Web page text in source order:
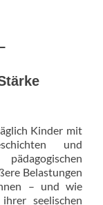
Kinder mit
und
Belastungen
– und wie
seelischen